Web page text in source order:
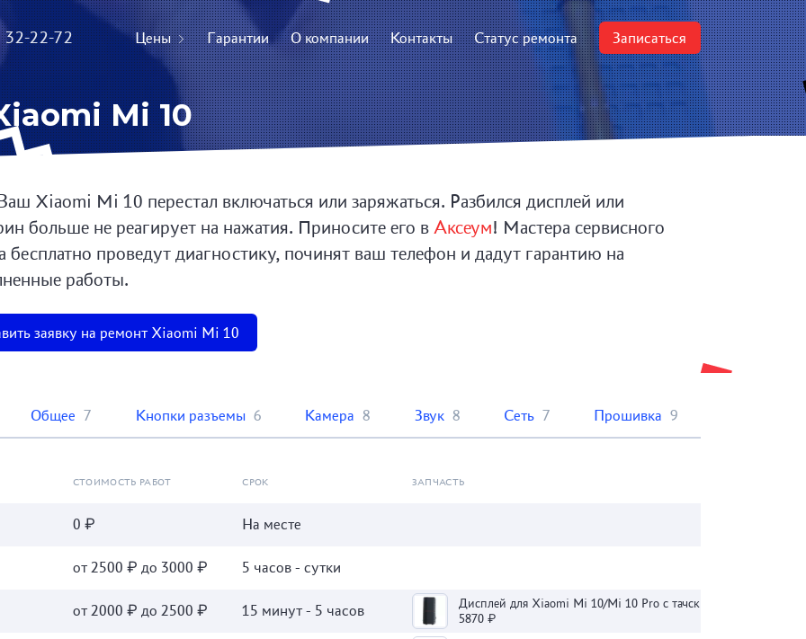
32-22-72 Цены Гарантии О компании Контакты Статус ремонта Записаться
Mi 10
Xiaomi Mi 10 перестал включаться или заряжаться. Разбился дисплей или
больше не реагирует на нажатия. Приносите его в Аксеум! Мастера сервисного
бесплатно проведут диагностику, починят ваш телефон и дадут гарантию на
работы.
заявку на ремонт Xiaomi Mi 10
Общее 7 Кнопки разъемы 6 Камера 8 Звук 8 Сеть 7 Прошивка 9
СТОИМОСТЬ РАБОТ СРОК ЗАПЧАСТЬ
0 ₽ На месте
от 2500 ₽ до 3000 ₽ 5 часов - сутки
от 2000 ₽ до 2500 ₽ 15 минут - 5 часов
Дисплей для Xiaomi Mi 10/Mi 10 Pro с тачскрином (черный) - OLED
5870 ₽